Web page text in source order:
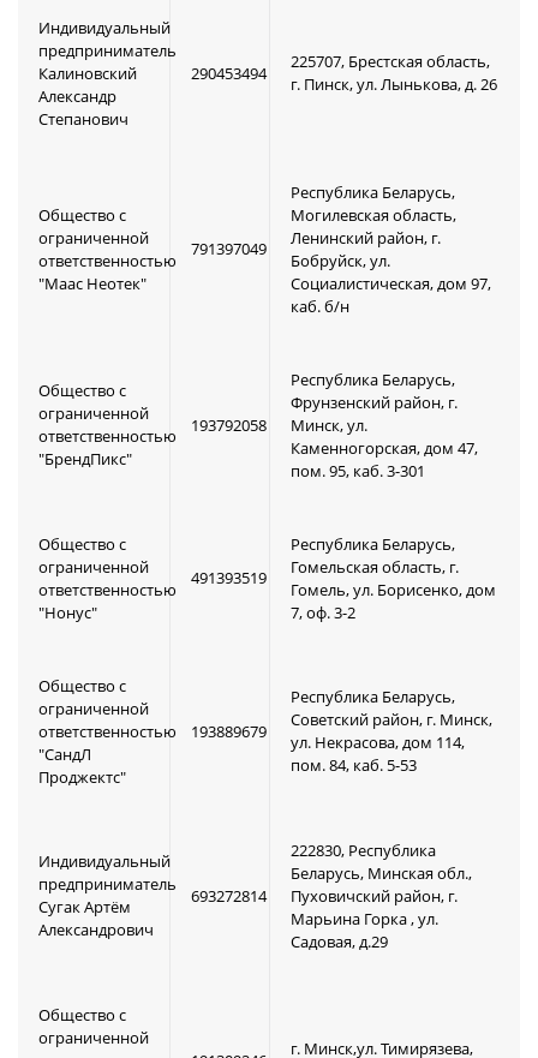
Индивидуальный
предприниматель
Калиновский
Александр
Степанович
290453494
225707, Брестская область,
г. Пинск, ул. Лынькова, д. 26
Общество с
ограниченной
ответственностью
"Маас Неотек"
791397049
Республика Беларусь,
Могилевская область,
Ленинский район, г.
Бобруйск, ул.
Социалистическая, дом 97,
каб. б/н
Общество с
ограниченной
ответственностью
"БрендПикс"
193792058
Республика Беларусь,
Фрунзенский район, г.
Минск, ул.
Каменногорская, дом 47,
пом. 95, каб. 3-301
Общество с
ограниченной
ответственностью
"Нонус"
491393519
Республика Беларусь,
Гомельская область, г.
Гомель, ул. Борисенко, дом
7, оф. 3-2
Общество с
ограниченной
ответственностью
"СандЛ
Проджектс"
193889679
Республика Беларусь,
Советский район, г. Минск,
ул. Некрасова, дом 114,
пом. 84, каб. 5-53
Индивидуальный
предприниматель
Сугак Артём
Александрович
693272814
222830, Республика
Беларусь, Минская обл.,
Пуховичский район, г.
Марьина Горка , ул.
Садовая, д.29
Общество с
ограниченной
г. Минск,ул. Тимирязева,